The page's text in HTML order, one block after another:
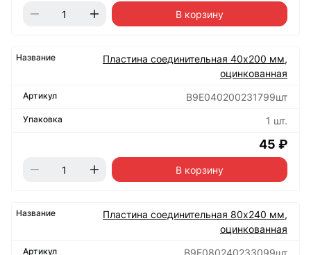
В корзину
Пластина соединительная 40х200 мм,
оцинкованная
B9E040200231799шт
1 шт.
45 ₽
В корзину
Пластина соединительная 80х240 мм,
оцинкованная